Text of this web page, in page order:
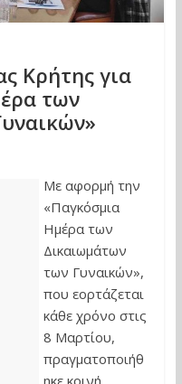
Κρήτης για
των
Με αφορμή την
«Παγκόσμια
Ημέρα των
Δικαιωμάτων
των Γυναικών»,
που εορτάζεται
κάθε χρόνο στις
8 Μαρτίου,
πραγματοποιήθ